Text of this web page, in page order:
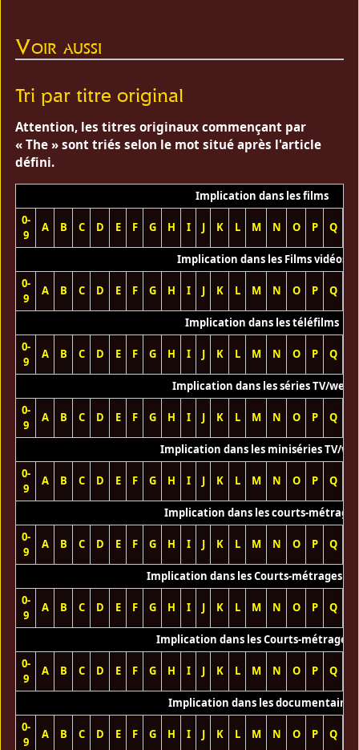
Voir aussi
Tri par titre original
Attention, les titres originaux commençant par
« The » sont triés selon le mot situé après l'article
défini.
Implication dans les films
0-
9
A B C D E F G H I J K L M N O P Q
Implication dans les Films vidéos
0-
9
A B C D E F G H I J K L M N O P Q
Implication dans les téléfilms
0-
9
A B C D E F G H I J K L M N O P Q
Implication dans les séries TV/web
0-
9
A B C D E F G H I J K L M N O P Q
Implication dans les miniséries TV/
0-
9
A B C D E F G H I J K L M N O P Q
Implication dans les courts-métrages
0-
9
A B C D E F G H I J K L M N O P Q
Implication dans les Courts-métrages
0-
9
A B C D E F G H I J K L M N O P Q
Implication dans les Courts-métrages
0-
9
A B C D E F G H I J K L M N O P Q
Implication dans les documentaires
0-
9
A B C D E F G H I J K L M N O P Q